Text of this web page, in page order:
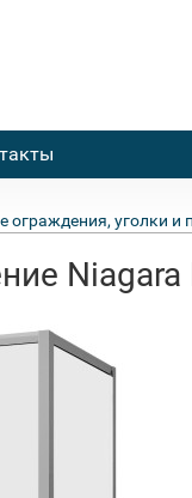
ограждения, уголки и
Niagara